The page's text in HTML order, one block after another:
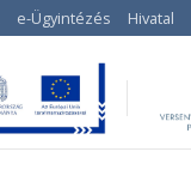
e-Ügyintézés Hivatal